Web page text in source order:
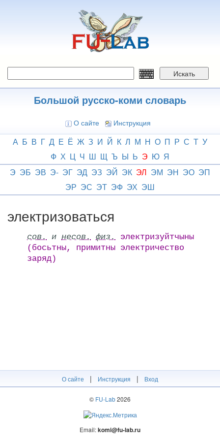
Искать
Большой русско-коми словарь
О сайте Инструкция
А Б В Г Д Е Ё Ж З И Й К Л М Н О П Р С Т У
Ф Х Ц Ч Ш Щ Ъ Ы Ь Э Ю Я
Э ЭБ ЭВ Э- ЭГ ЭД ЭЗ ЭЙ ЭК ЭЛ ЭМ ЭН ЭО ЭП
ЭР ЭС ЭТ ЭФ ЭХ ЭШ
электризоваться
сов. и несов. физ. электризуйтчыны
(босьтны, примитны электричество
заряд)
О сайте | Инструкция | Вход
© FU-Lab2026
Email:komi@fu-lab.ru